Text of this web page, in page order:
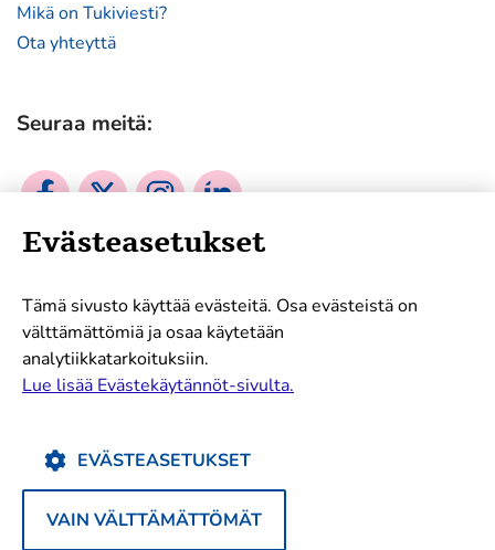
Mikä on Tukiviesti?
Ota yhteyttä
Seuraa meitä:
Sosiaalinen
facebook
Sosiaalinen
twitter
Sosiaalinen
instagram
Sosiaalinen
linkedin
Evästeasetukset
Tämä sivusto käyttää evästeitä. Osa evästeistä on
välttämättömiä ja osaa käytetään
analytiikkatarkoituksiin.
Lue lisää Evästekäytännöt-sivulta.
EVÄSTEASETUKSET
VAIN VÄLTTÄMÄTTÖMÄT